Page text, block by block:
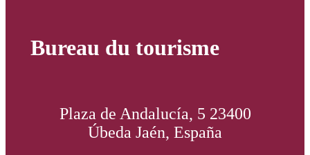
Bureau du tourisme
Plaza de Andalucía, 5 23400
Úbeda Jaén, España